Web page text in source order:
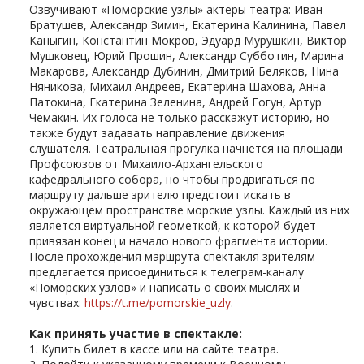
Озвучивают «Поморские узлы» актёры театра: Иван
Братушев, Александр Зимин, Екатерина Калинина, Павел
Каныгин, Константин Мокров, Эдуард Мурушкин, Виктор
Мушковец, Юрий Прошин, Александр Субботин, Марина
Макарова, Александр Дубинин, Дмитрий Беляков, Нина
Няникова, Михаил Андреев, Екатерина Шахова, Анна
Патокина, Екатерина Зеленина, Андрей Гогун, Артур
Чемакин. Их голоса не только расскажут историю, но
также будут задавать направление движения
слушателя. Театральная прогулка начнется на площади
Профсоюзов от Михаило-Архангельского
кафедрального собора, но чтобы продвигаться по
маршруту дальше зрителю предстоит искать в
окружающем пространстве морские узлы. Каждый из них
является виртуальной геометкой, к которой будет
привязан конец и начало нового фрагмента истории.
После прохождения маршрута спектакля зрителям
предлагается присоединиться к телеграм-каналу
«Поморских узлов» и написать о своих мыслях и
чувствах: https://t.me/pomorskie_uzly.
Как принять участие в спектакле:
1. Купить билет в кассе или на сайте театра.